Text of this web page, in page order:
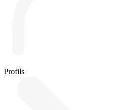
Profils